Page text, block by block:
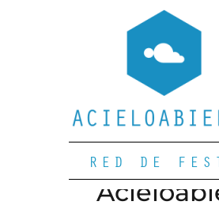
RED DE